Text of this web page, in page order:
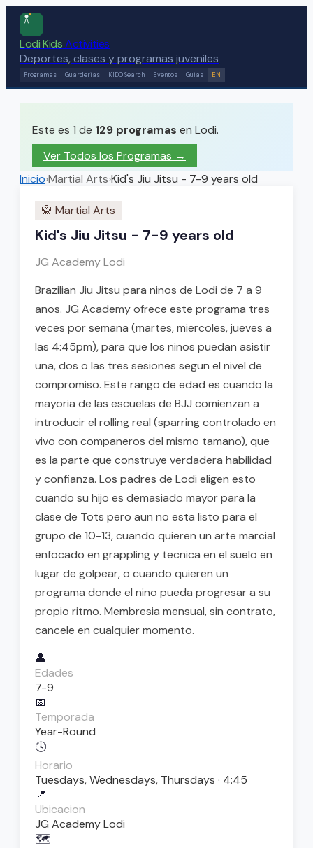
Lodi KidsActivities
Deportes, clases y programas juveniles
Programas Guarderias KIDO Search Eventos Guias EN
Este es 1 de 129 programas en Lodi.
Ver Todos los Programas →
Inicio›Martial Arts›Kid's Jiu Jitsu - 7-9 years old
🥋 Martial Arts
Kid's Jiu Jitsu - 7-9 years old
JG Academy Lodi
Brazilian Jiu Jitsu para ninos de Lodi de 7 a 9
anos. JG Academy ofrece este programa tres
veces por semana (martes, miercoles, jueves a
las 4:45pm), para que los ninos puedan asistir
una, dos o las tres sesiones segun el nivel de
compromiso. Este rango de edad es cuando la
mayoria de las escuelas de BJJ comienzan a
introducir el rolling real (sparring controlado en
vivo con companeros del mismo tamano), que
es la parte que construye verdadera habilidad
y confianza. Los padres de Lodi eligen esto
cuando su hijo es demasiado mayor para la
clase de Tots pero aun no esta listo para el
grupo de 10-13, cuando quieren un arte marcial
enfocado en grappling y tecnica en el suelo en
lugar de golpear, o cuando quieren un
programa donde el nino pueda progresar a su
propio ritmo. Membresia mensual, sin contrato,
cancele en cualquier momento.
👤
Edades
7-9
📅
Temporada
Year-Round
🕓
Horario
Tuesdays, Wednesdays, Thursdays · 4:45
📍
Ubicacion
JG Academy Lodi
🗺️